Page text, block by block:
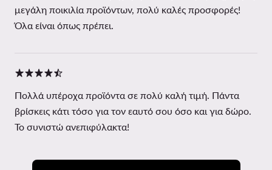
μεγάλη ποικιλία προϊόντων, πολύ καλές προσφορές!
Όλα είναι όπως πρέπει.
Πολλά υπέροχα προϊόντα σε πολύ καλή τιμή. Πάντα
βρίσκεις κάτι τόσο για τον εαυτό σου όσο και για δώρο.
Το συνιστώ ανεπιφύλακτα!